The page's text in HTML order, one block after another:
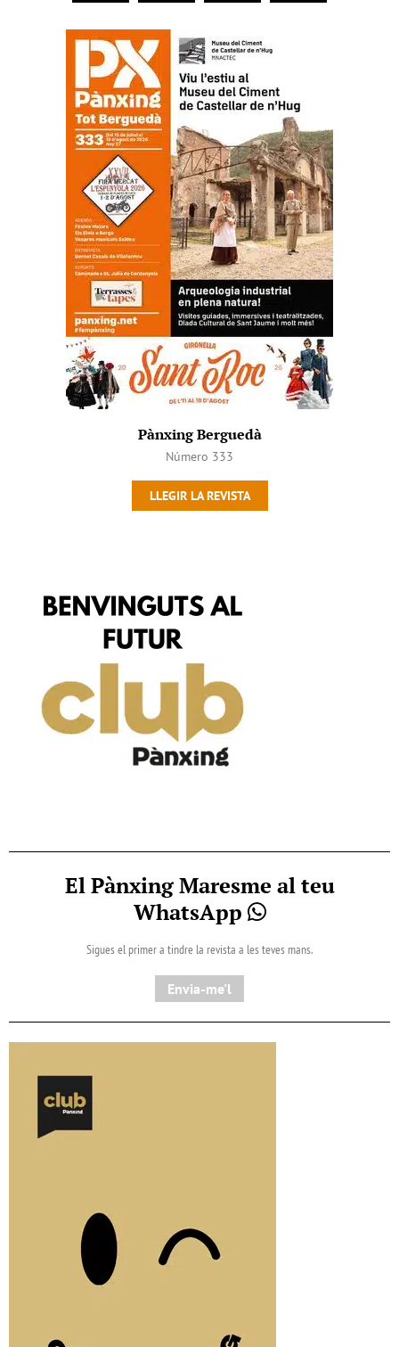
Pànxing Berguedà
Número 333
LLEGIR LA REVISTA
El Pànxing Maresme al teu
WhatsApp
Sigues el primer a tindre la revista a les teves mans.
Envia-me'l